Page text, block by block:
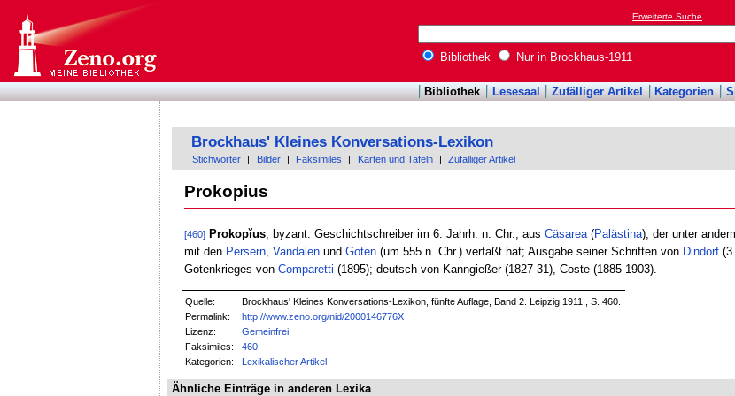
Erweiterte Suche
Bibliothek Nur in Brockhaus-1911
Bibliothek Lesesaal Zufälliger Artikel Kategorien
Brockhaus' Kleines Konversations-Lexikon
Stichwörter Bilder Faksimiles Karten und Tafeln Zufälliger Artikel
Prokopius
[460] Prokopĭus, byzant. Geschichtschreiber im 6. Jahrh. n. Chr., aus Cäsarea(Palästina), der unter
mit den Persern, Vandalenund Goten(um 555 n. Chr.) verfaßt hat; Ausgabe seiner Schriften von Dindorf(3
Gotenkrieges von Comparetti (1895); deutsch von Kanngießer (1827-31), Coste (1885-1903).
Quelle:
Brockhaus' Kleines Konversations-Lexikon, fünfte Auflage, Band 2. Leipzig 1911., S. 460.
Permalink:
http://www.zeno.org/nid/2000146776X
Lizenz:
Gemeinfrei
Faksimiles:
460
Kategorien:
Lexikalischer Artikel
Ähnliche Einträge in anderen Lexika